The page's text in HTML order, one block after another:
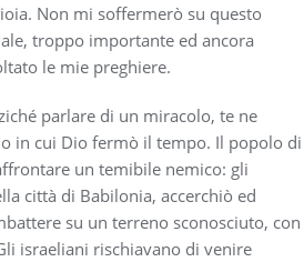
Non mi soffermerò su questo
troppo importante ed ancora
le mie preghiere.
parlare di un miracolo, te ne
in cui Dio fermò il tempo. Il popolo di
un temibile nemico: gli
città di Babilonia, accerchiò ed
su un terreno sconosciuto, con
israeliani rischiavano di venire